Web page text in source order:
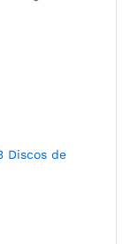
Discos de